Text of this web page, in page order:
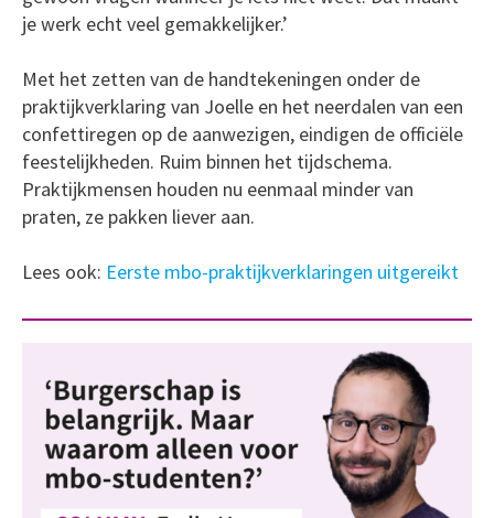
je werk echt veel gemakkelijker.’
Met het zetten van de handtekeningen onder de
praktijkverklaring van Joelle en het neerdalen van een
confettiregen op de aanwezigen, eindigen de officiële
feestelijkheden. Ruim binnen het tijdschema.
Praktijkmensen houden nu eenmaal minder van
praten, ze pakken liever aan.
Lees ook: Eerste mbo-praktijkverklaringen uitgereikt